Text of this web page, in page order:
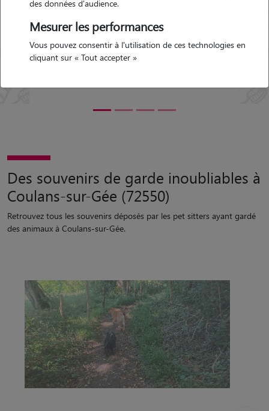
nous une première garde car nous avons
toujours eu un peu peur de les faires
garder et surtout de trouver quelqu'un de
confiance... Christiane a été très rassurante,
balades, jeux et câlins au programme. Nous
renouveler l'expérience. Merci encore !
Précédent Suivant
Retrouvez tous les souvenirs déposés par les pet sitters ayant gardé
des animaux à Coulans-sur-Gée.
des données d'audience.
Mesurer les performances
Vous pouvez consentir à l'utilisation de ces technologies en
cliquant sur « Tout accepter »